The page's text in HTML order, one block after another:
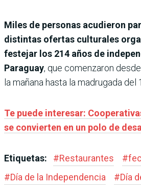
Miles de personas acudieron
distintas ofertas culturales
festejar los 214 años de
Paraguay, que comenzaron
la mañana hasta la madrugada del
Te puede interesar:
se convierten en un polo de
Etiquetas: #Restaurantes #
#Día de la Independencia #Día